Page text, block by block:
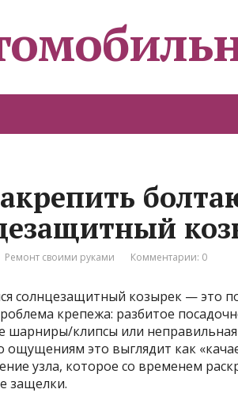
Ремонт своими руками Комментарии: 0
солнцезащитный козырек — это
крепежа: разбитое
клипсы или неправильная
это выглядит как
узла, которое со временем
защелки.